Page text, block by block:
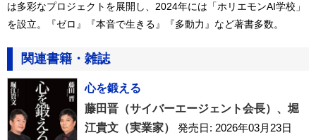
は多彩なプロジェクトを展開し、2024年には「ホリエモンAI学校」
を設立。『ゼロ』『本音で生きる』『多動力』など著書多数。
関連書籍・雑誌
心を鍛える
藤田晋（サイバーエージェント会長）、堀
江貴文（実業家）
発売日: 2026年03月23日